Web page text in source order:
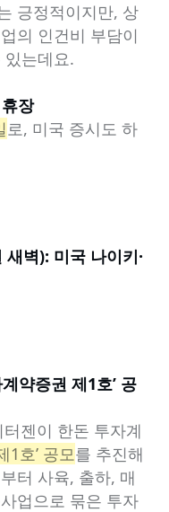
긍정적이지만, 상
의 인건비 부담이
있는데요.
장
로, 미국 증시도 하
벽): 미국 나이키·
약증권 제1호’ 공
젠이 한돈 투자계
1호’ 공모를 추진해
터 사육, 출하, 매
업으로 묶은 투자